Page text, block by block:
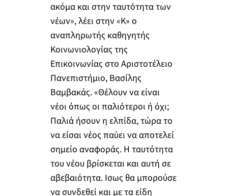
ακόμα και στην ταυτότητα των
νέων», λέει στην «Κ» ο
αναπληρωτής καθηγητής
Κοινωνιολογίας της
Επικοινωνίας στο Αριστοτέλειο
Πανεπιστήμιο, Βασίλης
Βαμβακάς. «Θέλουν να είναι
νέοι όπως οι παλιότεροι ή όχι;
Παλιά ήσουν η ελπίδα, τώρα το
να είσαι νέος παύει να αποτελεί
σημείο αναφοράς. Η ταυτότητα
του νέου βρίσκεται και αυτή σε
αβεβαιότητα. Ισως θα μπορούσε
να συνδεθεί και με τα είδη